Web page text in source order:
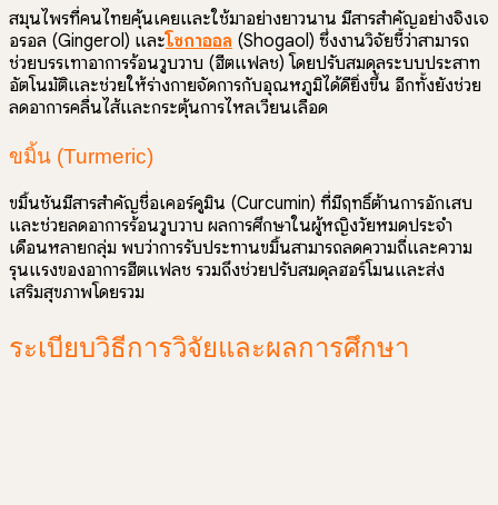
สมุนไพรที่คนไทยคุ้นเคยและใช้มาอย่างยาวนาน มีสารสำคัญอย่างจิงเจ
อรอล (Gingerol) และโชกาออล (Shogaol) ซึ่งงานวิจัยชี้ว่าสามารถ
ช่วยบรรเทาอาการร้อนวูบวาบ (ฮีตแฟลช) โดยปรับสมดุลระบบประสาท
อัตโนมัติและช่วยให้ร่างกายจัดการกับอุณหภูมิได้ดียิ่งขึ้น อีกทั้งยังช่วย
ลดอาการคลื่นไส้และกระตุ้นการไหลเวียนเลือด
ขมิ้น (Turmeric)
ขมิ้นชันมีสารสำคัญชื่อเคอร์คูมิน (Curcumin) ที่มีฤทธิ์ต้านการอักเสบ
และช่วยลดอาการร้อนวูบวาบ ผลการศึกษาในผู้หญิงวัยหมดประจำ
เดือนหลายกลุ่ม พบว่าการรับประทานขมิ้นสามารถลดความถี่และความ
รุนแรงของอาการฮีตแฟลช รวมถึงช่วยปรับสมดุลฮอร์โมนและส่ง
เสริมสุขภาพโดยรวม
ระเบียบวิธีการวิจัยและผลการศึกษา